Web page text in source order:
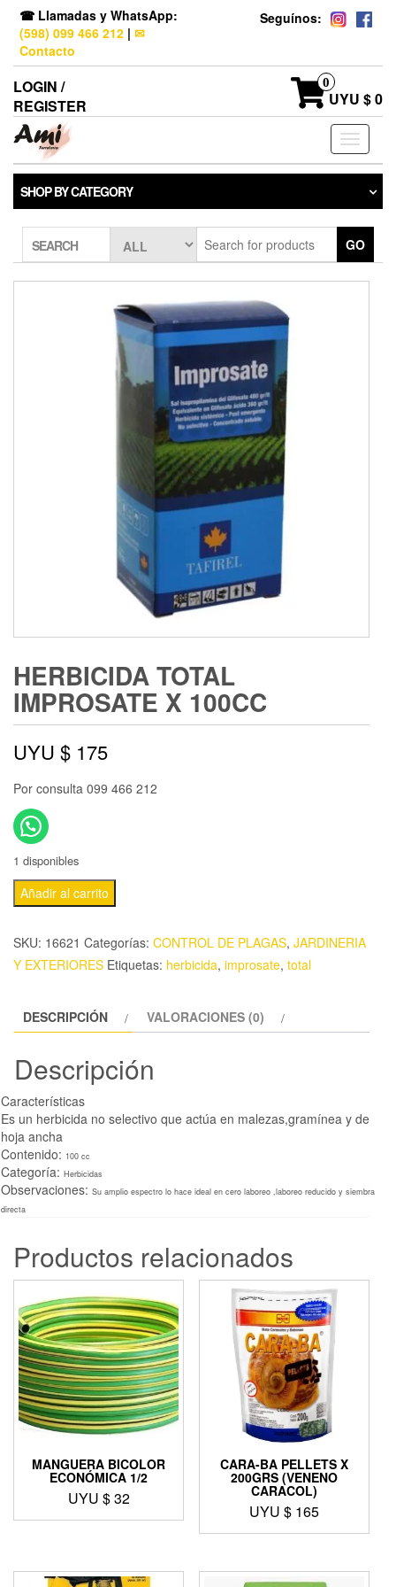
☎ Llamadas y WhatsApp:
(598) 099 466 212 | ✉
Contacto
Seguínos:
LOGIN /
REGISTER
0
UYU $ 0
Toggle
SHOP BY CATEGORY
SEARCH GO
HERBICIDA TOTAL
IMPROSATE X 100CC
UYU $ 175
Por consulta 099 466 212
1 disponibles
Añadir al carrito
SKU: 16621 Categorías: CONTROL DE PLAGAS, JARDINERIA
Y EXTERIORES Etiquetas: herbicida, improsate, total
DESCRIPCIÓN VALORACIONES (0)
Descripción
Características
Es un herbicida no selectivo que actúa en malezas,gramínea y de
hoja ancha
Contenido: 100 cc
Categoría: Herbicidas
Observaciones: Su amplio espectro lo hace ideal en cero laboreo ,laboreo reducido y siembra
directa
Productos relacionados
MANGUERA BICOLOR
ECONÓMICA 1/2
UYU $32
CARA-BA PELLETS X
200GRS (VENENO
CARACOL)
UYU $ 165